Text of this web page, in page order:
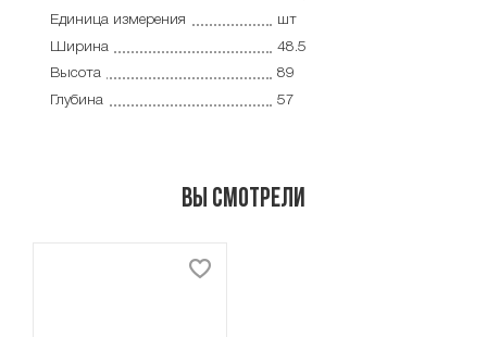
Единица измерения
шт
Ширина
48.5
Высота
89
Глубина
57
Вы смотрели